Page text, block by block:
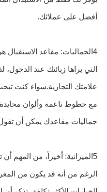
أفضل على عملائك.
4الجماليات: مقاعد
التي يراها زبائنك عند
علامتك التجارية.سواء كنت
مع خطوط ناعمة وألوان
جماليات مقاعدك يمكن أن
5الميزانية: أخيراً، من المهم
الرغم من أنه قد يكون من